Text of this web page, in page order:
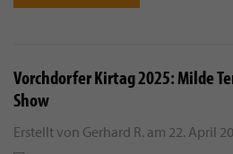
Vorchdorfer Kirtag 2025: Milde
Show
Erstellt von Gerhard R. am 22. April